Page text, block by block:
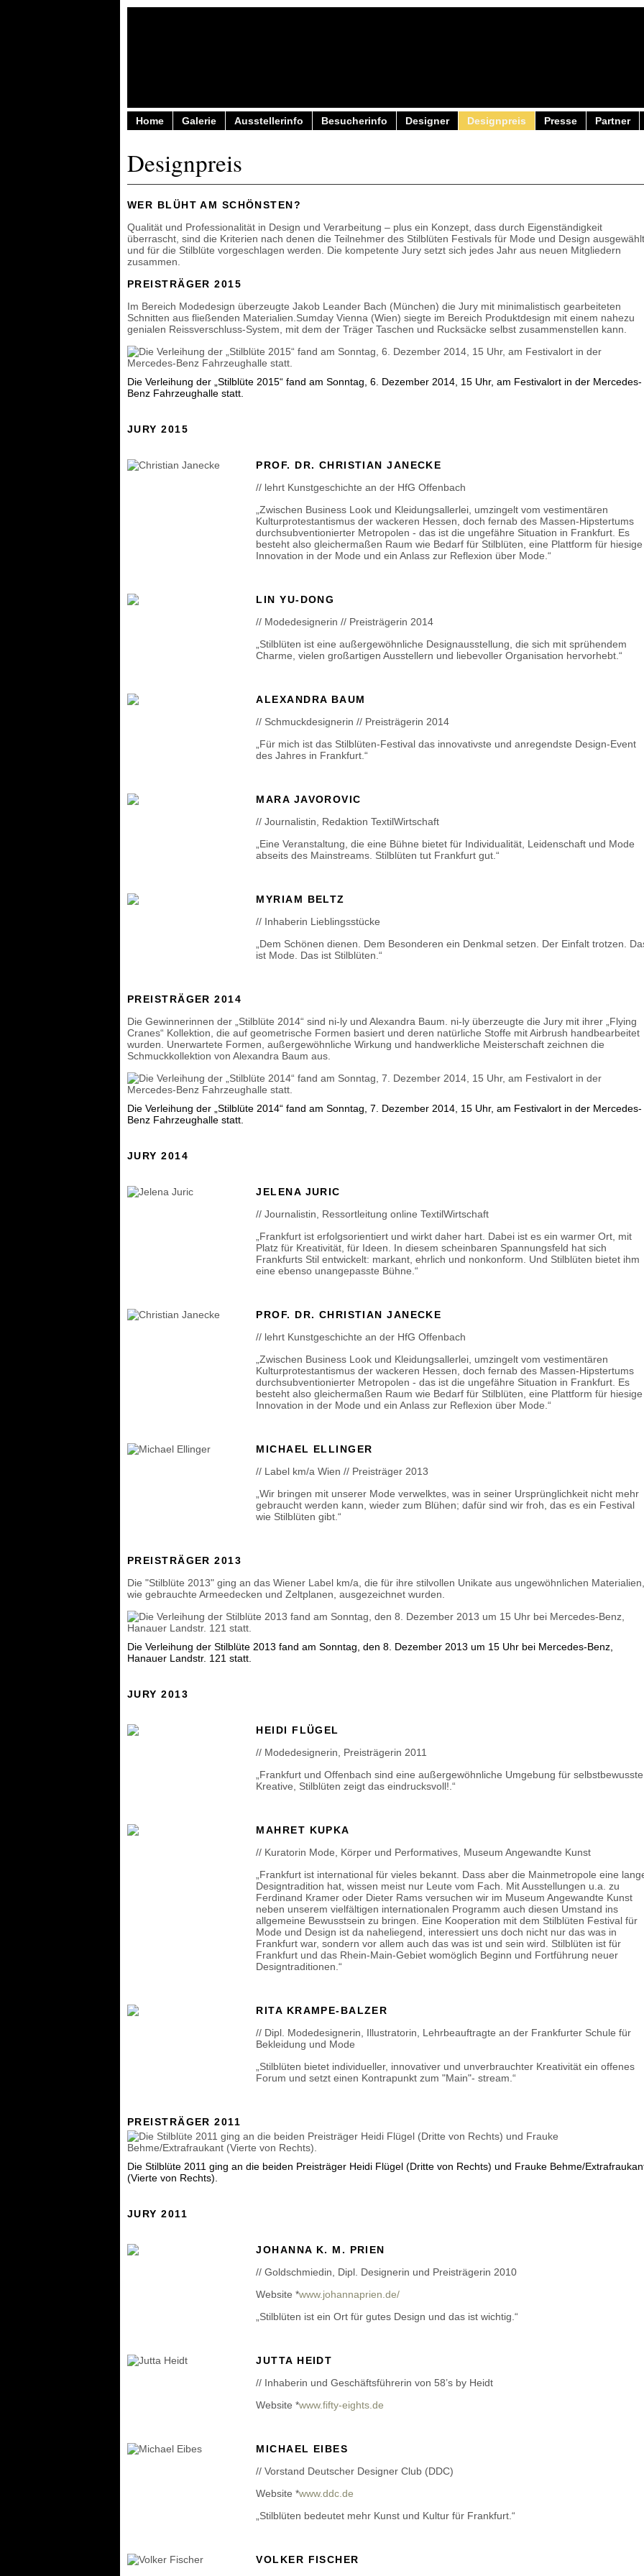
Home Galerie Ausstellerinfo Besucherinfo Designer Designpreis Presse Partner
Designpreis
WER BLÜHT AM SCHÖNSTEN?
Qualität und Professionalität in Design und Verarbeitung – plus ein Konzept, dass durch Eigenständigkeit
überrascht, sind die Kriterien nach denen die Teilnehmer des Stilblüten Festivals für Mode und Design ausgewählt
und für die Stilblüte vorgeschlagen werden. Die kompetente Jury setzt sich jedes Jahr aus neuen Mitgliedern
zusammen.
PREISTRÄGER 2015
Im Bereich Modedesign überzeugte Jakob Leander Bach (München) die Jury mit minimalistisch gearbeiteten
Schnitten aus fließenden Materialien.Sumday Vienna (Wien) siegte im Bereich Produktdesign mit einem nahezu
genialen Reissverschluss-System, mit dem der Träger Taschen und Rucksäcke selbst zusammenstellen kann.
Die Verleihung der „Stilblüte 2015“ fand am Sonntag, 6. Dezember 2014, 15 Uhr, am Festivalort in der Mercedes-
Benz Fahrzeughalle statt.
JURY 2015
PROF. DR. CHRISTIAN JANECKE
// lehrt Kunstgeschichte an der HfG Offenbach
„Zwischen Business Look und Kleidungsallerlei, umzingelt vom vestimentären
Kulturprotestantismus der wackeren Hessen, doch fernab des Massen-Hipstertums
durchsubventionierter Metropolen - das ist die ungefähre Situation in Frankfurt. Es
besteht also gleichermaßen Raum wie Bedarf für Stilblüten, eine Plattform für hiesige
Innovation in der Mode und ein Anlass zur Reflexion über Mode.“
LIN YU-DONG
// Modedesignerin // Preisträgerin 2014
„Stilblüten ist eine außergewöhnliche Designausstellung, die sich mit sprühendem
Charme, vielen großartigen Ausstellern und liebevoller Organisation hervorhebt.“
ALEXANDRA BAUM
// Schmuckdesignerin // Preisträgerin 2014
„Für mich ist das Stilblüten-Festival das innovativste und anregendste Design-Event
des Jahres in Frankfurt.“
MARA JAVOROVIC
// Journalistin, Redaktion TextilWirtschaft
„Eine Veranstaltung, die eine Bühne bietet für Individualität, Leidenschaft und Mode
abseits des Mainstreams. Stilblüten tut Frankfurt gut.“
MYRIAM BELTZ
// Inhaberin Lieblingsstücke
„Dem Schönen dienen. Dem Besonderen ein Denkmal setzen. Der Einfalt trotzen.
ist Mode. Das ist Stilblüten.“
PREISTRÄGER 2014
Die Gewinnerinnen der „Stilblüte 2014“ sind ni-ly und Alexandra Baum. ni-ly überzeugte die Jury mit ihrer „Flying
Cranes“ Kollektion, die auf geometrische Formen basiert und deren natürliche Stoffe mit Airbrush handbearbeitet
wurden. Unerwartete Formen, außergewöhnliche Wirkung und handwerkliche Meisterschaft zeichnen die
Schmuckkollektion von Alexandra Baum aus.
Die Verleihung der „Stilblüte 2014“ fand am Sonntag, 7. Dezember 2014, 15 Uhr, am Festivalort in der Mercedes-
Benz Fahrzeughalle statt.
JURY 2014
JELENA JURIC
// Journalistin, Ressortleitung online TextilWirtschaft
„Frankfurt ist erfolgsorientiert und wirkt daher hart. Dabei ist es ein warmer Ort, mit
Platz für Kreativität, für Ideen. In diesem scheinbaren Spannungsfeld hat sich
Frankfurts Stil entwickelt: markant, ehrlich und nonkonform. Und Stilblüten bietet ihm
eine ebenso unangepasste Bühne.“
PROF. DR. CHRISTIAN JANECKE
// lehrt Kunstgeschichte an der HfG Offenbach
„Zwischen Business Look und Kleidungsallerlei, umzingelt vom vestimentären
Kulturprotestantismus der wackeren Hessen, doch fernab des Massen-Hipstertums
durchsubventionierter Metropolen - das ist die ungefähre Situation in Frankfurt. Es
besteht also gleichermaßen Raum wie Bedarf für Stilblüten, eine Plattform für hiesige
Innovation in der Mode und ein Anlass zur Reflexion über Mode.“
MICHAEL ELLINGER
// Label km/a Wien // Preisträger 2013
„Wir bringen mit unserer Mode verwelktes, was in seiner Ursprünglichkeit nicht mehr
gebraucht werden kann, wieder zum Blühen; dafür sind wir froh, das es ein Festival
wie Stilblüten gibt.“
PREISTRÄGER 2013
Die "Stilblüte 2013" ging an das Wiener Label km/a, die für ihre stilvollen Unikate aus ungewöhnlichen Materialien,
wie gebrauchte Armeedecken und Zeltplanen, ausgezeichnet wurden.
Die Verleihung der Stilblüte 2013 fand am Sonntag, den 8. Dezember 2013 um 15 Uhr bei Mercedes-Benz,
Hanauer Landstr. 121 statt.
JURY 2013
HEIDI FLÜGEL
// Modedesignerin, Preisträgerin 2011
„Frankfurt und Offenbach sind eine außergewöhnliche Umgebung für selbstbewusste
Kreative, Stilblüten zeigt das eindrucksvoll!.“
MAHRET KUPKA
// Kuratorin Mode, Körper und Performatives, Museum Angewandte Kunst
„Frankfurt ist international für vieles bekannt. Dass aber die Mainmetropole eine
Designtradition hat, wissen meist nur Leute vom Fach. Mit Ausstellungen u.a. zu
Ferdinand Kramer oder Dieter Rams versuchen wir im Museum Angewandte Kunst
neben unserem vielfältigen internationalen Programm auch diesen Umstand ins
allgemeine Bewusstsein zu bringen. Eine Kooperation mit dem Stilblüten Festival für
Mode und Design ist da naheliegend, interessiert uns doch nicht nur das was in
Frankfurt war, sondern vor allem auch das was ist und sein wird. Stilblüten ist für
Frankfurt und das Rhein-Main-Gebiet womöglich Beginn und Fortführung neuer
Designtraditionen.“
RITA KRAMPE-BALZER
// Dipl. Modedesignerin, Illustratorin, Lehrbeauftragte an der Frankfurter Schule für
Bekleidung und Mode
„Stilblüten bietet individueller, innovativer und unverbrauchter Kreativität ein offenes
Forum und setzt einen Kontrapunkt zum "Main"- stream.“
PREISTRÄGER 2011
Die Stilblüte 2011 ging an die beiden Preisträger Heidi Flügel (Dritte von Rechts) und Frauke Behme/
(Vierte von Rechts).
JURY 2011
JOHANNA K. M. PRIEN
// Goldschmiedin, Dipl. Designerin und Preisträgerin 2010
Website *www.johannaprien.de/
„Stilblüten ist ein Ort für gutes Design und das ist wichtig.“
JUTTA HEIDT
// Inhaberin und Geschäftsführerin von 58’s by Heidt
Website *www.fifty-eights.de
MICHAEL EIBES
// Vorstand Deutscher Designer Club (DDC)
Website *www.ddc.de
„Stilblüten bedeutet mehr Kunst und Kultur für Frankfurt.“
VOLKER FISCHER